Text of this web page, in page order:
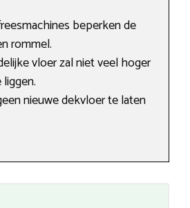
beperken de
rommel.
vloer zal niet veel hoger
nieuwe dekvloer te laten